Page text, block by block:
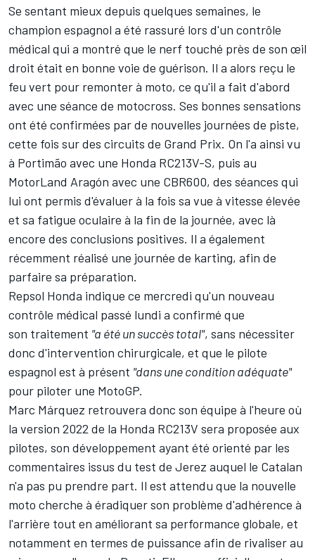
Se sentant mieux depuis quelques semaines, le
champion espagnol a été rassuré lors d'un contrôle
médical qui a montré que le nerf touché près de son œil
droit était en bonne voie de guérison. Il a alors reçu le
feu vert pour remonter à moto, ce qu'il a fait d'abord
avec une séance de motocross. Ses bonnes sensations
ont été confirmées par de nouvelles journées de piste,
cette fois sur des circuits de Grand Prix. On l'a ainsi vu
à Portimão avec une Honda RC213V-S, puis au
MotorLand Aragón avec une CBR600, des séances qui
lui ont permis d'évaluer à la fois sa vue à vitesse élevée
et sa fatigue oculaire à la fin de la journée, avec là
encore des conclusions positives. Il a également
récemment réalisé une journée de karting, afin de
parfaire sa préparation.
Repsol Honda indique ce mercredi qu'un nouveau
contrôle médical passé lundi a confirmé que
son traitement "a été un succès total", sans nécessiter
donc d'intervention chirurgicale, et que le pilote
espagnol est à présent "dans une condition adéquate"
pour piloter une MotoGP.
Marc Márquez retrouvera donc son équipe à l'heure où
la version 2022 de la Honda RC213V sera proposée aux
pilotes, son développement ayant été orienté par les
commentaires issus du test de Jerez auquel le Catalan
n'a pas pu prendre part. Il est attendu que la nouvelle
moto cherche à éradiquer son problème d'adhérence à
l'arrière tout en améliorant sa performance globale, et
notamment en termes de puissance afin de rivaliser au